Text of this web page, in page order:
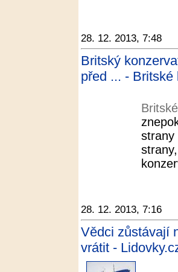
28. 12. 2013, 7:48
Britský
před ... - Britské
strany
28. 12. 2013, 7:16
Vědci zůstávají
vrátit -